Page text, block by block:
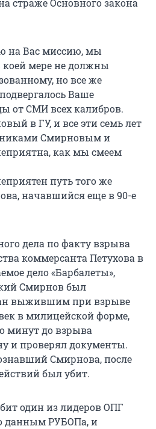
страже Основного закона
на Вас миссию, мы
мере не должны
но все же
Ваше
от СМИ всех калибров.
в ГУ, и все эти семь лет
Смирновым и
как мы смеем
путь того же
начавшийся еще в 90-е
дела по факту взрыва
коммерсанта Петухова в
дело «Барбалеты»,
Смирнов был
выжившим при взрыве
в милицейской форме,
минут до взрыва
и проверял документы.
Смирнова, после
был убит.
один из лидеров ОПГ
данным РУБОПа, и